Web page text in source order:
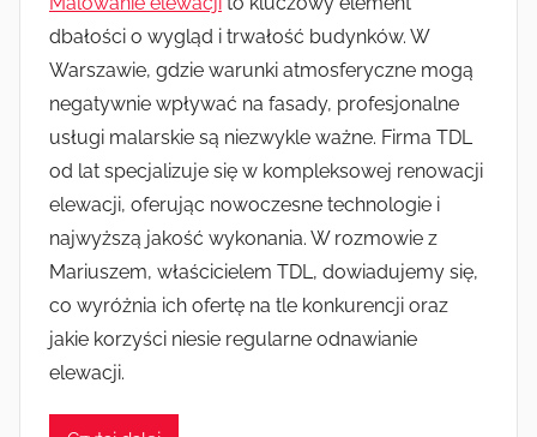
dbałości o wygląd i trwałość budynków. W
Warszawie, gdzie warunki atmosferyczne mogą
negatywnie wpływać na fasady, profesjonalne
usługi malarskie są niezwykle ważne. Firma TDL
od lat specjalizuje się w kompleksowej renowacji
elewacji, oferując nowoczesne technologie i
najwyższą jakość wykonania. W rozmowie z
Mariuszem, właścicielem TDL, dowiadujemy się,
co wyróżnia ich ofertę na tle konkurencji oraz
jakie korzyści niesie regularne odnawianie
elewacji.